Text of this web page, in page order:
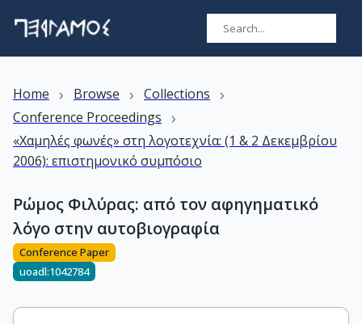
Home › Browse › Collections ›
Conference Proceedings ›
«Χαμηλές φωνές» στη λογοτεχνία: (1 & 2 Δεκεμβρίου
2006): επιστημονικό συμπόσιο
Ρώμος Φιλύρας: από τον αφηγηματικό
λόγο στην αυτοβιογραφία
Conference Paper
uoadl:1042784